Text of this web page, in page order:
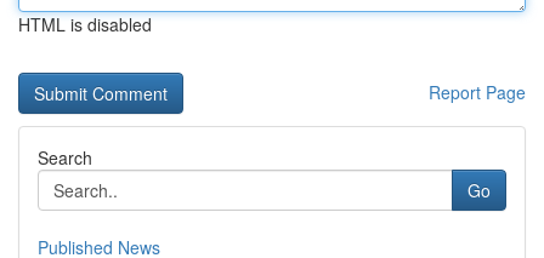
HTML is disabled
Report Page
Search
Go
Published News